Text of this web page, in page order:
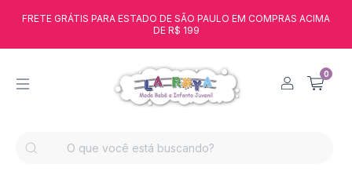
FRETE GRÁTIS PARA ESTADO DE SÃO PAULO EM COMPRAS ACIMA
DE R$ 199
0